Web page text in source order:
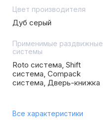
Цвет производителя
Дуб серый
Применимые раздвижные
системы
Roto система, Shift
система, Compack
система, Дверь-книжка
Все характеристики